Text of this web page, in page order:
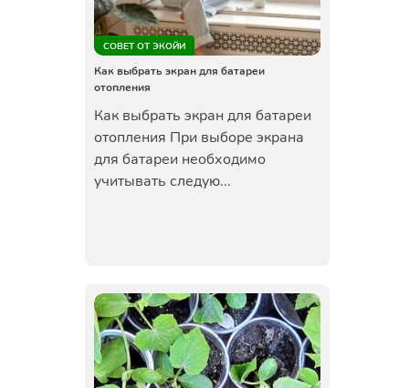
СОВЕТ ОТ ЭКОЙИ
Как выбрать экран для батареи
отопления
Как выбрать экран для батареи
отопления При выборе экрана
для батареи необходимо
учитывать следую...